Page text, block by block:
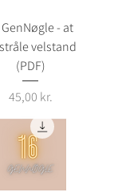
GenNøgle - at
velstand
(PDF)
Pris
45,00 kr.